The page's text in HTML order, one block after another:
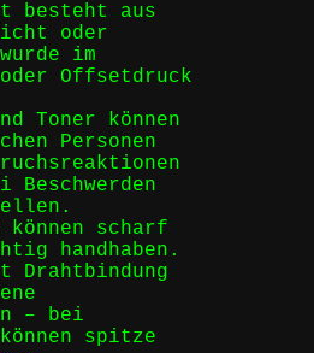
besteht aus
oder
im
Offsetdruck
Toner können
Personen
Beschwerden
scharf
handhaben.
Drahtbindung
– bei
spitze